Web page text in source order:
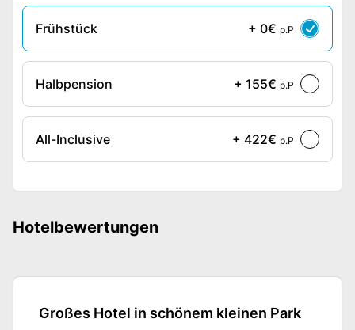
Frühstück + 0€ p.P
Halbpension + 155€ p.P
All-Inclusive + 422€ p.P
Hotelbewertungen
Großes Hotel in schönem kleinen Park